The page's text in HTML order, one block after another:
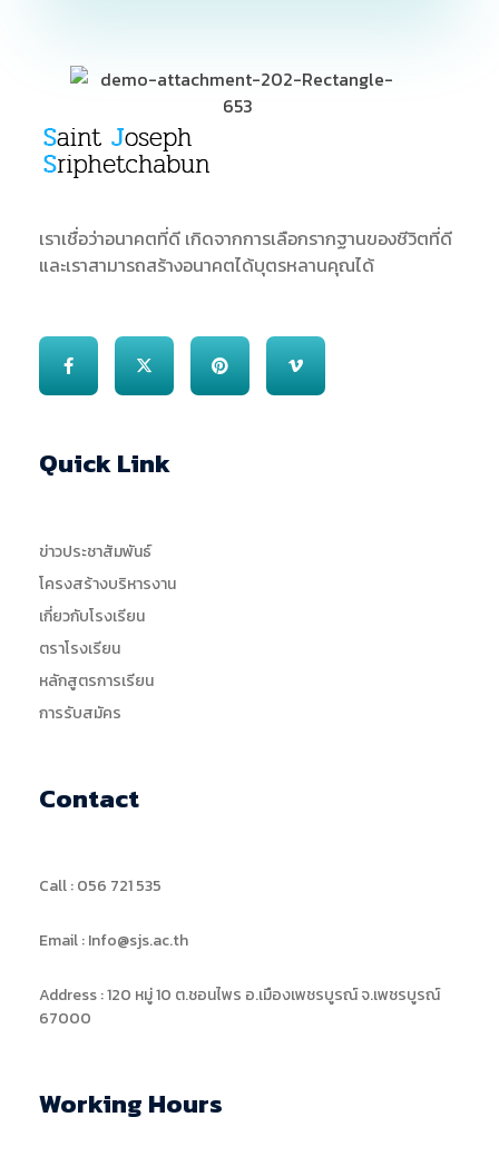
เราเชื่อว่าอนาคตที่ดี เกิดจากการเลือกรากฐานของชีวิตที่ดี
และเราสามารถสร้างอนาคตได้บุตรหลานคุณได้
Quick Link
ข่าวประชาสัมพันธ์
โครงสร้างบริหารงาน
เกี่ยวกับโรงเรียน
ตราโรงเรียน
หลักสูตรการเรียน
การรับสมัคร
Contact
Call : 056 721 535
Email : Info@sjs.ac.th
Address : 120 หมู่ 10 ต.ชอนไพร อ.เมืองเพชรบูรณ์ จ.เพชรบูรณ์
67000
Working Hours